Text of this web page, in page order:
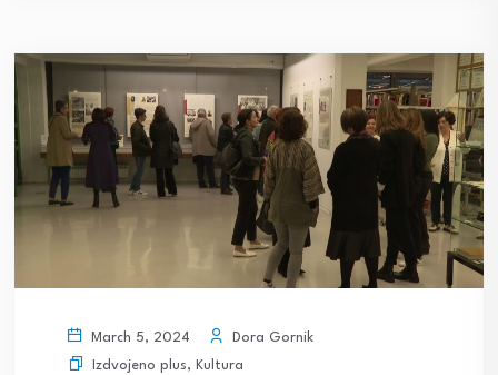
March 5, 2024
Dora Gornik
Izdvojeno plus, Kultura